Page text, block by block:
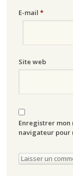
E-mail *
Site web
Enregistrer mon
navigateur pour